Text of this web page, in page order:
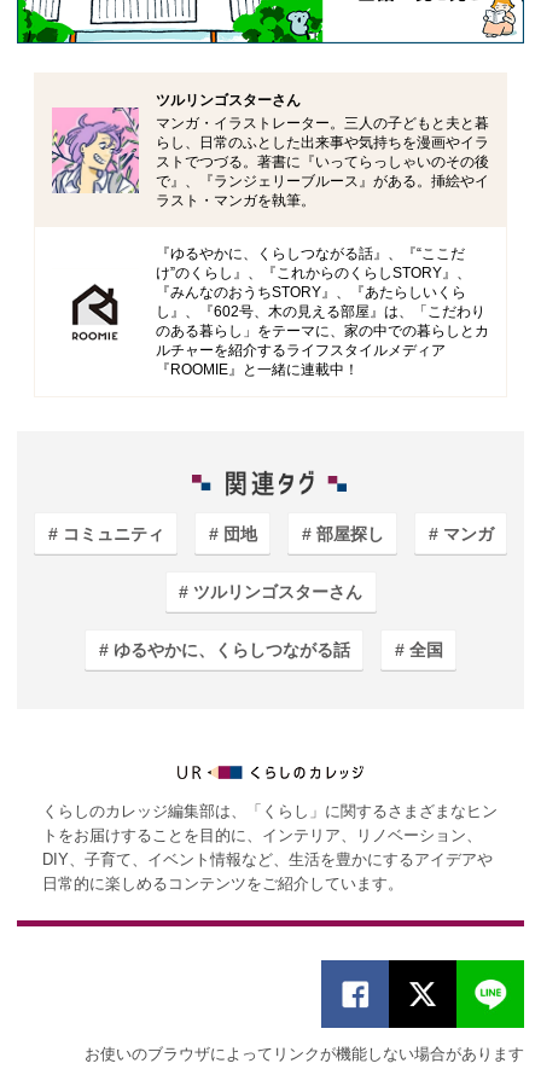
ツルリンゴスターさん
マンガ・イラストレーター。三人の子どもと夫と暮
らし、日常のふとした出来事や気持ちを漫画やイラ
ストでつづる。著書に『いってらっしゃいのその後
で』、『ランジェリーブルース』がある。挿絵やイ
ラスト・マンガを執筆。
『ゆるやかに、くらしつながる話』、『“ここだ
け”のくらし』、『これからのくらしSTORY』、
『みんなのおうちSTORY』、『あたらしいくら
し』、『602号、木の見える部屋』は、「こだわり
のある暮らし」をテーマに、家の中での暮らしとカ
ルチャーを紹介するライフスタイルメディア
『ROOMIE』と一緒に連載中！
コミュニティ 団地 部屋探し マンガ
ツルリンゴスターさん
ゆるやかに、くらしつながる話 全国
くらしのカレッジ編集部は、「くらし」に関するさまざまなヒン
トをお届けすることを目的に、インテリア、リノベーション、
DIY、子育て、イベント情報など、生活を豊かにするアイデアや
日常的に楽しめるコンテンツをご紹介しています。
お使いのブラウザによってリンクが機能しない場合があります